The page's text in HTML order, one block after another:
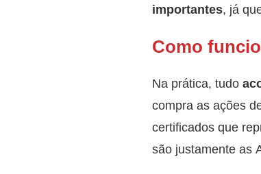
importantes, já
Como
Na prática, tudo
compra as ações
certificados que
são justamente as